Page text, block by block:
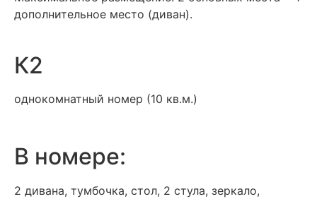
дополнительное место (диван).
К2
однокомнатный номер (10 кв.м.)
В номере:
2 дивана, тумбочка, стол, 2 стула, зеркало,